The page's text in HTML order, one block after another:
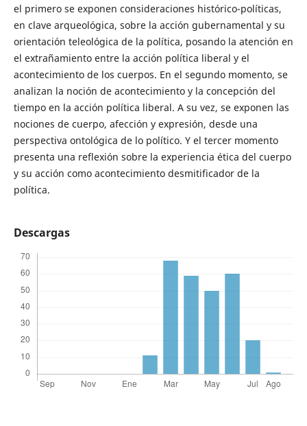
el primero se exponen consideraciones histórico-políticas,
en clave arqueológica, sobre la acción gubernamental y su
orientación teleológica de la política, posando la atención en
el extrañamiento entre la acción política liberal y el
acontecimiento de los cuerpos. En el segundo momento, se
analizan la noción de acontecimiento y la concepción del
tiempo en la acción política liberal. A su vez, se exponen las
nociones de cuerpo, afección y expresión, desde una
perspectiva ontológica de lo político. Y el tercer momento
presenta una reflexión sobre la experiencia ética del cuerpo
y su acción como acontecimiento desmitificador de la
política.
Descargas